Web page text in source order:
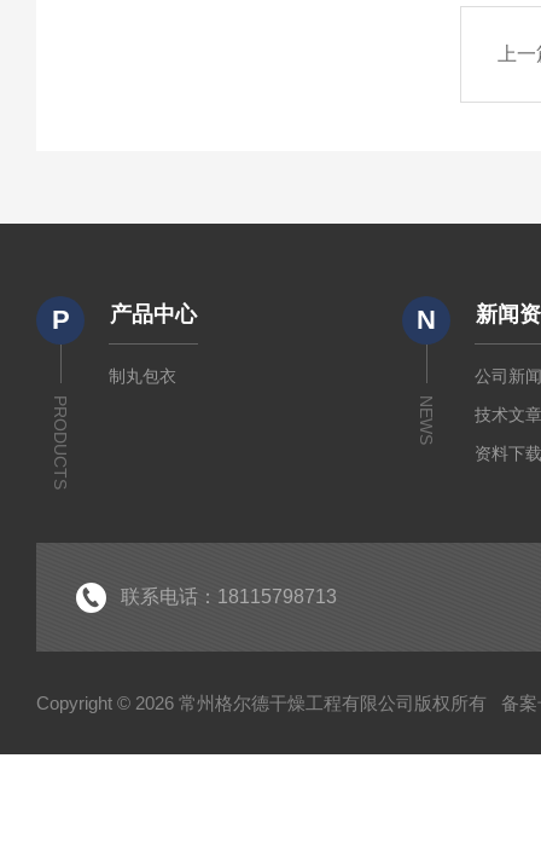
上
P
PRODUCTS
产品中心
制丸包衣
N
NEWS
新闻
公司新
技术文
资料下
联系电话：18115798713
Copyright © 2026 常州格尔德干燥工程有限公司版权所有 备案